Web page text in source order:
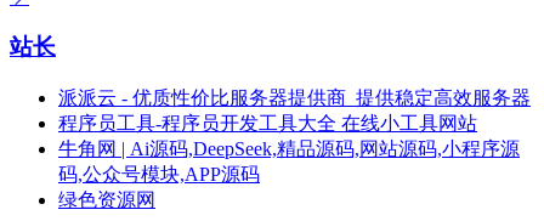
站长
派派云 - 优质性价比服务器提供商_提供稳定高效服务器
程序员工具-程序员开发工具大全 在线小工具网站
牛角网 | Ai源码,DeepSeek,精品源码,网站源码,小程序源
码,公众号模块,APP源码
绿色资源网